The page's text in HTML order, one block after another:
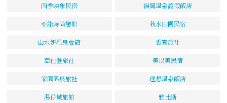
四季映象民宿 福岡溫泉渡假飯店
亞諾時尚戀館 秋水田園民宿
山水妍温泉會館 香賓旅社
亞仕登旅社 美以美民宿
家園溫泉旅社 理想溫泉飯店
湯仔城旅館 雅比斯